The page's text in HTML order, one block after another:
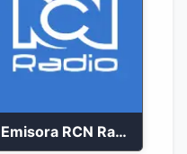
Emisora RCN Radio 93.9 FM Bogotá